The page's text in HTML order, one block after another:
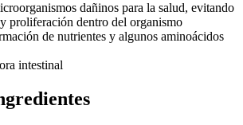
dañinos para la salud, evitando
proliferación dentro del organismo
de nutrientes y algunos aminoácidos
intestinal